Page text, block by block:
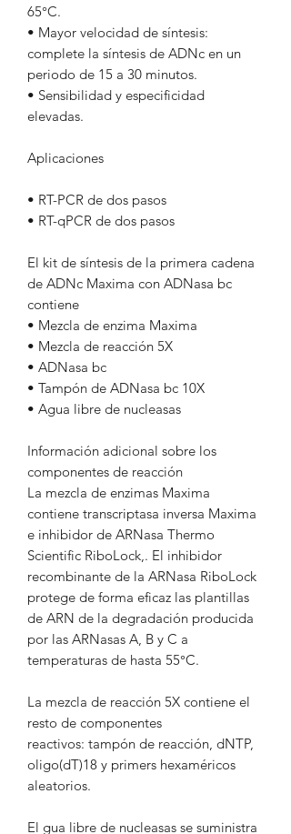
65°C.
• Mayor velocidad de síntesis:
complete la síntesis de ADNc en un
periodo de 15 a 30 minutos.
• Sensibilidad y especificidad
elevadas.
Aplicaciones
• RT-PCR de dos pasos
• RT-qPCR de dos pasos
El kit de síntesis de la primera cadena
de ADNc Maxima con ADNasa bc
contiene
• Mezcla de enzima Maxima
• Mezcla de reacción 5X
• ADNasa bc
• Tampón de ADNasa bc 10X
• Agua libre de nucleasas
Información adicional sobre los
componentes de reacción
La mezcla de enzimas Maxima
contiene transcriptasa inversa Maxima
e inhibidor de ARNasa Thermo
Scientific RiboLock,. El inhibidor
recombinante de la ARNasa RiboLock
protege de forma eficaz las plantillas
de ARN de la degradación producida
por las ARNasas A, B y C a
temperaturas de hasta 55°C.
La mezcla de reacción 5X contiene el
resto de componentes
reactivos: tampón de reacción, dNTP,
oligo(dT)18 y primers hexaméricos
aleatorios.
El gua libre de nucleasas se suministra